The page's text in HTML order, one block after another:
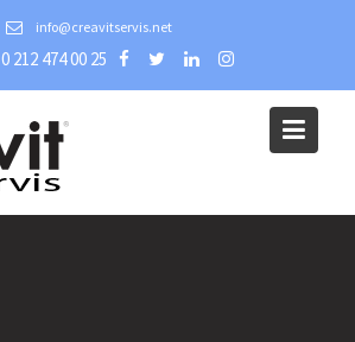
info@creavitservis.net
0 212 474 00 25